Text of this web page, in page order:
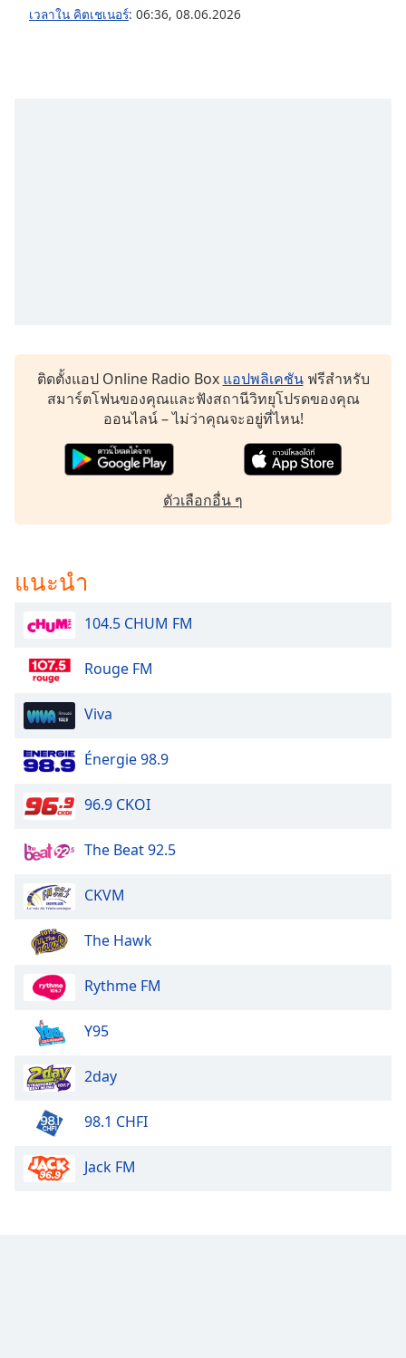
Opacity
Style
Close
window.
เวลาใน คิตเชเนอร์: 06:36, 08.06.2026
ติดตั้งแอป Online Radio Box แอปพลิเคชันฟรีสำหรับ
สมาร์ตโฟนของคุณและฟังสถานีวิทยุโปรดของคุณ
ออนไลน์ – ไม่ว่าคุณจะอยู่ที่ไหน!
ตัวเลือกอื่น ๆ
แนะนำ
104.5 CHUM FM
Rouge FM
Viva
Énergie 98.9
96.9 CKOI
The Beat 92.5
CKVM
The Hawk
Rythme FM
Y95
2day
98.1 CHFI
Jack FM